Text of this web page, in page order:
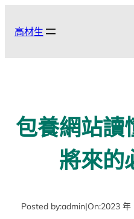
高材生
包養網站讀
將來的
Posted by:admin|On:2023 年